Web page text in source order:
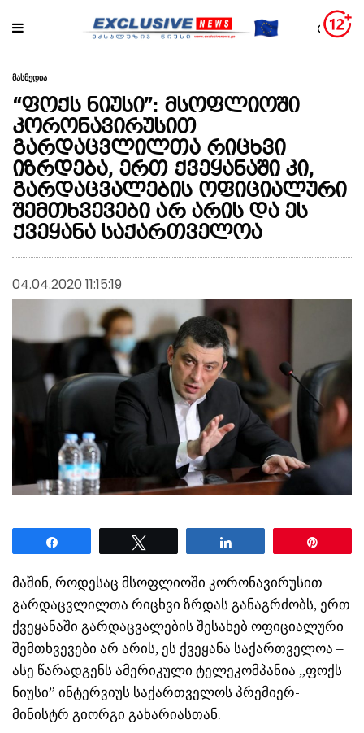
მასმედია
“ფოქს ნიუსი”: მსოფლიოში
კორონავირუსით
გარდაცვლილთა რიცხვი
იზრდება, ერთ ქვეყანაში კი,
გარდაცვალების ოფიციალური
შემთხვევები არ არის და ეს
ქვეყანა საქართველოა
04.04.2020 11:15:19
მაშინ, როდესაც მსოფლიოში კორონავირუსით
გარდაცვლილთა რიცხვი ზრდას განაგრძობს, ერთ
ქვეყანაში გარდაცვალების შესახებ ოფიციალური
შემთხვევები არ არის, ეს ქვეყანა საქართველოა –
ასე წარადგენს ამერიკული ტელეკომპანია „ფოქს
ნიუსი” ინტერვიუს საქართველოს პრემიერ-
მინისტრ გიორგი გახარიასთან.